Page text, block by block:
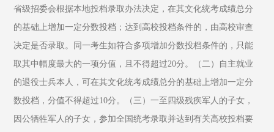
省级招委会根据本地投档录取办法决定，在其文化统考成绩总分
的基础上增加一定分数投档；达到高校投档条件的，由高校审查
决定是否录取。同一考生如符合多项增加分数投档条件的，只能
取其中幅度最大的一项分值，且不得超过20分。（二）自主就业
的退役士兵本人，可在其文化统考成绩总分的基础上增加一定分
数投档，分值不得超过10分。（三）一至四级残疾军人的子女，
因公牺牲军人的子女，参加全国统考录取并达到有关高校投档要